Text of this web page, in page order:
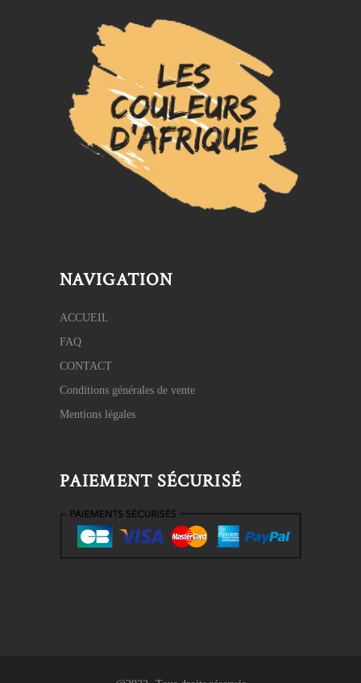
NAVIGATION
ACCUEIL
FAQ
CONTACT
Conditions générales de vente
Mentions légales
PAIEMENT SÉCURISÉ